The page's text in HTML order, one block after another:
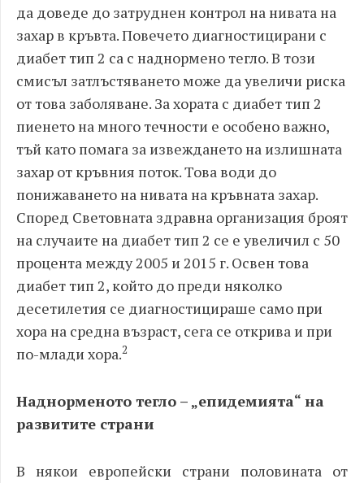
да доведе до затруднен контрол на нивата на
захар в кръвта. Повечето диагностицирани с
диабет тип 2 са с наднормено тегло. В този
смисъл затлъстяването може да увеличи риска
от това заболяване. За хората с диабет тип 2
пиенето на много течности е особено важно,
тъй като помага за извеждането на излишната
захар от кръвния поток. Това води до
понижаването на нивата на кръвната захар.
Според Световната здравна организация броят
на случаите на диабет тип 2 се е увеличил с 50
процента между 2005 и 2015 г. Освен това
диабет тип 2, който до преди няколко
десетилетия се диагностицираше само при
хора на средна възраст, сега се открива и при
по-млади хора.2
Наднорменото тегло – „епидемията“ на
развитите страни
В някои европейски страни половината от